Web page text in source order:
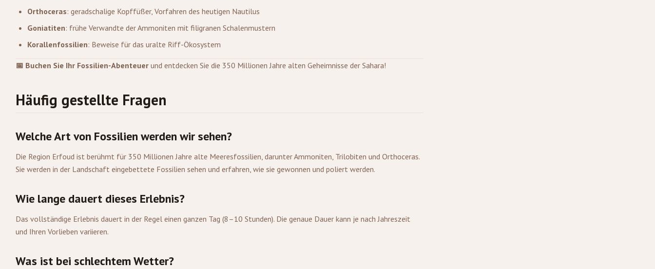
Orthoceras: geradschalige Kopffüßer, Vorfahren des heutigen Nautilus
Goniatiten: frühe Verwandte der Ammoniten mit filigranen Schalenmustern
Korallenfossilien: Beweise für das uralte Riff-Ökosystem
📅 Buchen Sie Ihr Fossilien-Abenteuer und entdecken Sie die 350 Millionen Jahre alten Geheimnisse der Sahara!
Häufig gestellte Fragen
Welche Art von Fossilien werden wir sehen?
Die Region Erfoud ist berühmt für 350 Millionen Jahre alte Meeresfossilien, darunter Ammoniten, Trilobiten und Orthoceras.
Sie werden in der Landschaft eingebettete Fossilien sehen und erfahren, wie sie gewonnen und poliert werden.
Wie lange dauert dieses Erlebnis?
Das vollständige Erlebnis dauert in der Regel einen ganzen Tag (8–10 Stunden). Die genaue Dauer kann je nach Jahreszeit
und Ihren Vorlieben variieren.
Was ist bei schlechtem Wetter?